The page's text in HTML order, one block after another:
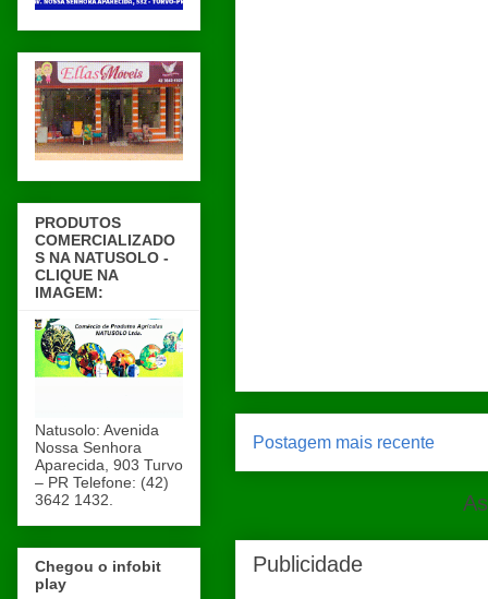
Postagem mais recente
Publicidade
PRODUTOS
COMERCIALIZADO
S NA NATUSOLO -
CLIQUE NA
IMAGEM:
Natusolo: Avenida
Nossa Senhora
Aparecida, 903 Turvo
– PR Telefone: (42)
3642 1432.
Chegou o infobit
play